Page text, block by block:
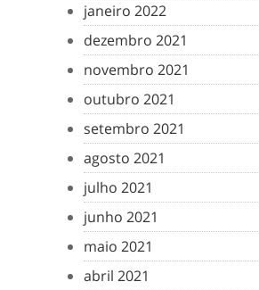
janeiro 2022
dezembro 2021
novembro 2021
outubro 2021
setembro 2021
agosto 2021
julho 2021
junho 2021
maio 2021
abril 2021